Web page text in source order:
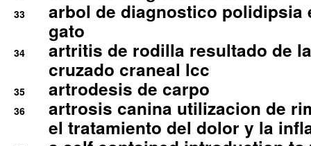
33
arbol de diagnostico polidipsia
gato
34
artritis de rodilla resultado de
cruzado craneal lcc
35 artrodesis de carpo
36
artrosis canina utilizacion de
el tratamiento del dolor y la